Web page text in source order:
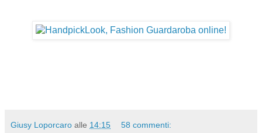
Giusy Loporcaro alle 14:15 58 commenti: